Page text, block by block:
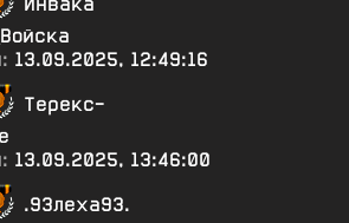
13.09.2025, 12:49:16
Терекс-
13.09.2025, 13:46:00
.93леха93.